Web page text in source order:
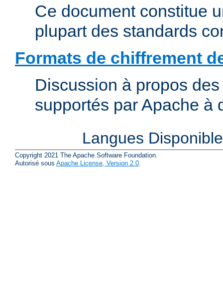
Ce document constitue
plupart des standards
Formats de chiffrement
Discussion à propos
supportés par Apache à
Langues
Copyright 2021 The Apache Software Foundation.
Autorisé sous Apache License, Version 2.0